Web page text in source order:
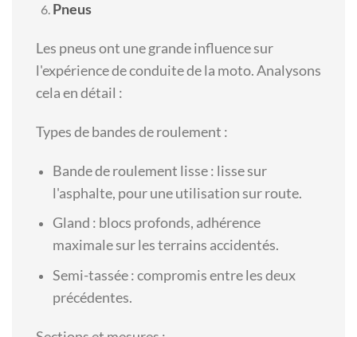
Pneus
Les pneus ont une grande influence sur
l'expérience de conduite de la moto. Analysons
cela en détail :
Types de bandes de roulement :
Bande de roulement lisse : lisse sur
l'asphalte, pour une utilisation sur route.
Gland : blocs profonds, adhérence
maximale sur les terrains accidentés.
Semi-tassée : compromis entre les deux
précédentes.